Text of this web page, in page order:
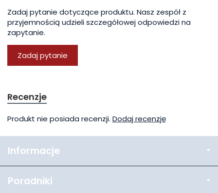
Zadaj pytanie dotyczące produktu. Nasz zespół z
przyjemnością udzieli szczegółowej odpowiedzi na
zapytanie.
Zadaj pytanie
Recenzje
Produkt nie posiada recenzji. Dodaj recenzję
Informacje
Poradniki